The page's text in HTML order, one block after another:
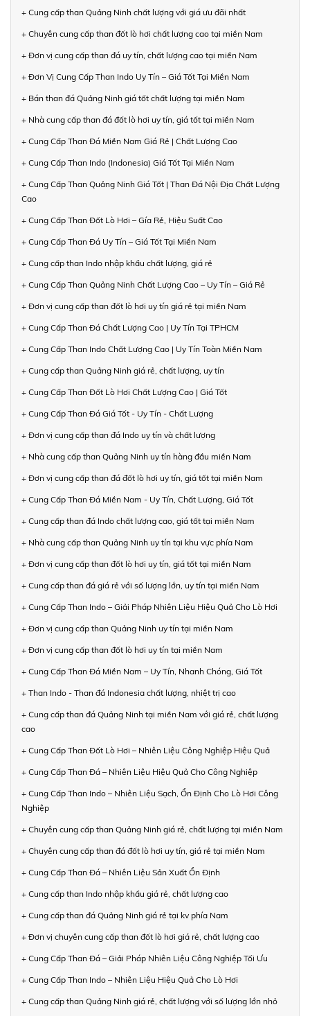
+ Cung cấp than Quảng Ninh chất lượng với giá ưu đãi nhất
+ Chuyên cung cấp than đốt lò hơi chất lượng cao tại miền Nam
+ Đơn vị cung cấp than đá uy tín, chất lượng cao tại miền Nam
+ Đơn Vị Cung Cấp Than Indo Uy Tín – Giá Tốt Tại Miền Nam
+ Bán than đá Quảng Ninh giá tốt chất lượng tại miền Nam
+ Nhà cung cấp than đá đốt lò hơi uy tín, giá tốt tại miền Nam
+ Cung Cấp Than Đá Miền Nam Giá Rẻ | Chất Lượng Cao
+ Cung Cấp Than Indo (Indonesia) Giá Tốt Tại Miền Nam
+ Cung Cấp Than Quảng Ninh Giá Tốt | Than Đá Nội Địa Chất Lượng
Cao
+ Cung Cấp Than Đốt Lò Hơi – Gía Rẻ, Hiệu Suất Cao
+ Cung Cấp Than Đá Uy Tín – Giá Tốt Tại Miền Nam
+ Cung cấp than Indo nhập khẩu chất lượng, giá rẻ
+ Cung Cấp Than Quảng Ninh Chất Lượng Cao – Uy Tín – Giá Rẻ
+ Đơn vị cung cấp than đốt lò hơi uy tín giá rẻ tại miền Nam
+ Cung Cấp Than Đá Chất Lượng Cao | Uy Tín Tại TPHCM
+ Cung Cấp Than Indo Chất Lượng Cao | Uy Tín Toàn Miền Nam
+ Cung cấp than Quảng Ninh giá rẻ, chất lượng, uy tín
+ Cung Cấp Than Đốt Lò Hơi Chất Lượng Cao | Giá Tốt
+ Cung Cấp Than Đá Giá Tốt - Uy Tín - Chất Lượng
+ Đơn vị cung cấp than đá Indo uy tín và chất lượng
+ Nhà cung cấp than Quảng Ninh uy tín hàng đầu miền Nam
+ Đơn vị cung cấp than đá đốt lò hơi uy tín, giá tốt tại miền Nam
+ Cung Cấp Than Đá Miền Nam - Uy Tín, Chất Lượng, Giá Tốt
+ Cung cấp than đá Indo chất lượng cao, giá tốt tại miền Nam
+ Nhà cung cấp than Quảng Ninh uy tín tại khu vực phía Nam
+ Đơn vị cung cấp than đốt lò hơi uy tín, giá tốt tại miền Nam
+ Cung cấp than đá giá rẻ với số lượng lớn, uy tín tại miền Nam
+ Cung Cấp Than Indo – Giải Pháp Nhiên Liệu Hiệu Quả Cho Lò Hơi
+ Đơn vị cung cấp than Quảng Ninh uy tín tại miền Nam
+ Đơn vị cung cấp than đốt lò hơi uy tín tại miền Nam
+ Cung Cấp Than Đá Miền Nam – Uy Tín, Nhanh Chóng, Giá Tốt
+ Than Indo - Than đá Indonesia chất lượng, nhiệt trị cao
+ Cung cấp than đá Quảng Ninh tại miền Nam với giá rẻ, chất lượng
cao
+ Cung Cấp Than Đốt Lò Hơi – Nhiên Liệu Công Nghiệp Hiệu Quả
+ Cung Cấp Than Đá – Nhiên Liệu Hiệu Quả Cho Công Nghiệp
+ Cung Cấp Than Indo – Nhiên Liệu Sạch, Ổn Định Cho Lò Hơi Công
Nghiệp
+ Chuyên cung cấp than Quảng Ninh giá rẻ, chất lượng tại miền Nam
+ Chuyên cung cấp than đá đốt lò hơi uy tín, giá rẻ tại miền Nam
+ Cung Cấp Than Đá – Nhiên Liệu Sản Xuất Ổn Định
+ Cung cấp than Indo nhập khẩu giá rẻ, chất lượng cao
+ Cung cấp than đá Quảng Ninh giá rẻ tại kv phía Nam
+ Đơn vị chuyên cung cấp than đốt lò hơi giá rẻ, chất lượng cao
+ Cung Cấp Than Đá – Giải Pháp Nhiên Liệu Công Nghiệp Tối Ưu
+ Cung Cấp Than Indo – Nhiên Liệu Hiệu Quả Cho Lò Hơi
+ Cung cấp than Quảng Ninh giá rẻ, chất lượng với số lượng lớn nhỏ